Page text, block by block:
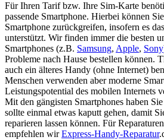
Für Ihren Tarif bzw. Ihre Sim-Karte
passende Smartphone. Hierbei können
Smartphone zurückgreifen, insofern es
unterstützt. Wir finden immer die besten
Smartphones (z.B. Samsung, Apple, Sony
Probleme nach Hause bestellen können.
auch ein älteres Handy (ohne Internet)
Menschen verwenden aber moderne
Leistungspotential des mobilen Internets
Mit den gängisten Smartphones haben
sollte einmal etwas kaputt gehen, damit
reparieren lassen können. Für
empfehlen wirExpress-Handy-Reparatur